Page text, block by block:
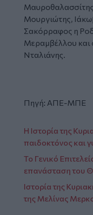
Μουργιώτης,
Σακόρραφος η
Μεραμβέλλου και
Νταλιάνης.
Πηγή: ΑΠΕ-ΜΠΕ
Η Ιστορία της
παιδοκτόνος και
Το Γενικό
επανάσταση του
Ιστορία της
της Μελίνας